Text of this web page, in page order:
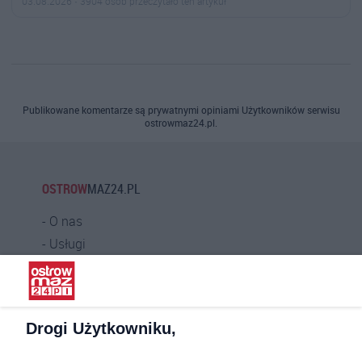
Publikowane komentarze są prywatnymi opiniami Użytkowników serwisu
ostrowmaz24.pl.
OSTROWMAZ24.PL
O nas
Usługi
Praca
Warunki korzystania
Kontakt
Drogi Użytkowniku,